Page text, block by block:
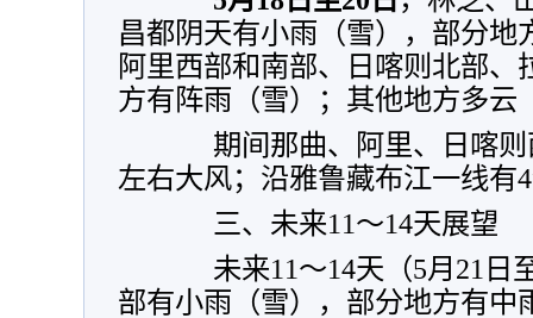
昌都阴天有小雨（雪），部分地
阿里西部和南部、日喀则北部、
方有阵雨（雪）；其他地方多云
期间那曲、阿里、日喀则
左右大风；沿雅鲁藏布江一线有
三、未来11～14天展望
未来11～14天（5月21日
部有小雨（雪），部分地方有中